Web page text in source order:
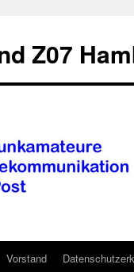
Z07
Vorstand